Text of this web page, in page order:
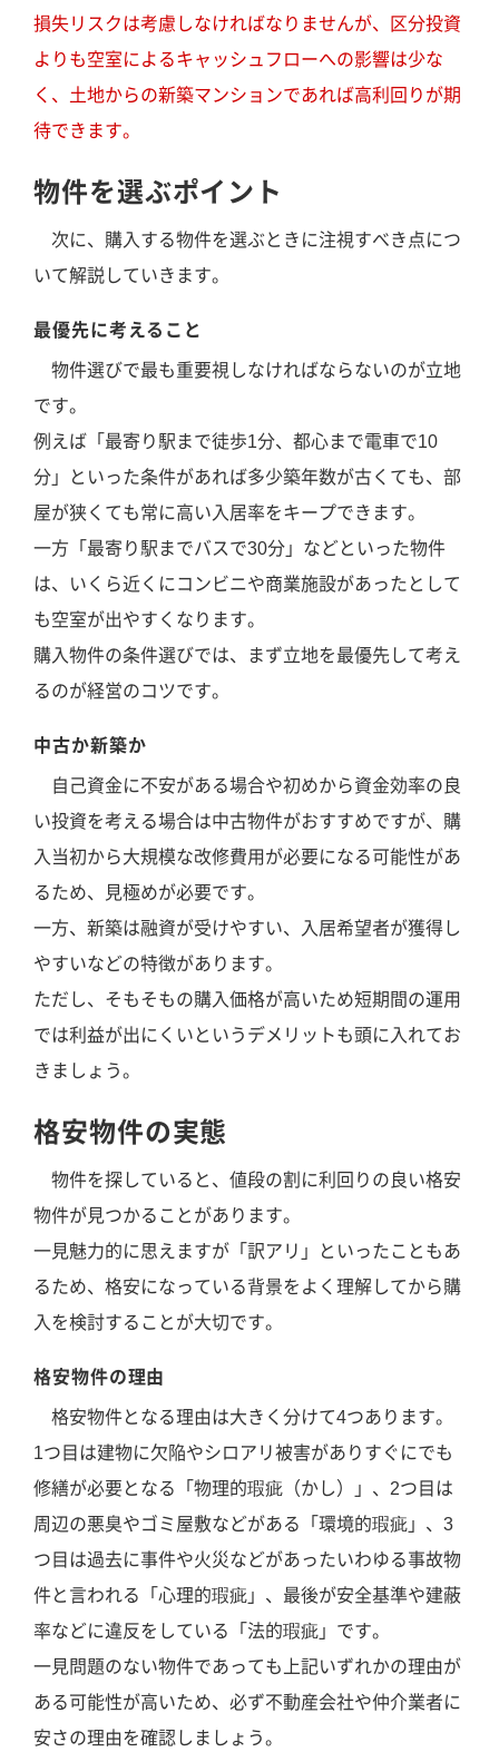
損失リスクは考慮しなければなりませんが、区分投資
よりも空室によるキャッシュフローへの影響は少な
く、土地からの新築マンションであれば高利回りが期
待できます。
物件を選ぶポイント
次に、購入する物件を選ぶときに注視すべき点につ
いて解説していきます。
最優先に考えること
物件選びで最も重要視しなければならないのが立地
です。
例えば「最寄り駅まで徒歩1分、都心まで電車で10
分」といった条件があれば多少築年数が古くても、部
屋が狭くても常に高い入居率をキープできます。
一方「最寄り駅までバスで30分」などといった物件
は、いくら近くにコンビニや商業施設があったとして
も空室が出やすくなります。
購入物件の条件選びでは、まず立地を最優先して考え
るのが経営のコツです。
中古か新築か
自己資金に不安がある場合や初めから資金効率の良
い投資を考える場合は中古物件がおすすめですが、購
入当初から大規模な改修費用が必要になる可能性があ
るため、見極めが必要です。
一方、新築は融資が受けやすい、入居希望者が獲得し
やすいなどの特徴があります。
ただし、そもそもの購入価格が高いため短期間の運用
では利益が出にくいというデメリットも頭に入れてお
きましょう。
格安物件の実態
物件を探していると、値段の割に利回りの良い格安
物件が見つかることがあります。
一見魅力的に思えますが「訳アリ」といったこともあ
るため、格安になっている背景をよく理解してから購
入を検討することが大切です。
格安物件の理由
格安物件となる理由は大きく分けて4つあります。
1つ目は建物に欠陥やシロアリ被害がありすぐにでも
修繕が必要となる「物理的瑕疵（かし）」、2つ目は
周辺の悪臭やゴミ屋敷などがある「環境的瑕疵」、3
つ目は過去に事件や火災などがあったいわゆる事故物
件と言われる「心理的瑕疵」、最後が安全基準や建蔽
率などに違反をしている「法的瑕疵」です。
一見問題のない物件であっても上記いずれかの理由が
ある可能性が高いため、必ず不動産会社や仲介業者に
安さの理由を確認しましょう。